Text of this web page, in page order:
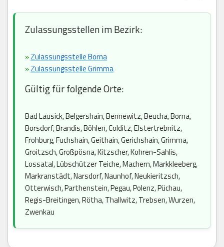
Zulassungsstellen im Bezirk:
»Zulassungsstelle Borna
»Zulassungsstelle Grimma
Gültig für folgende Orte:
Bad Lausick, Belgershain, Bennewitz, Beucha, Borna,
Borsdorf, Brandis, Böhlen, Colditz, Elstertrebnitz,
Frohburg, Fuchshain, Geithain, Gerichshain, Grimma,
Groitzsch, Großpösna, Kitzscher, Kohren-Sahlis,
Lossatal, Lübschützer Teiche, Machern, Markkleeberg,
Markranstädt, Narsdorf, Naunhof, Neukieritzsch,
Otterwisch, Parthenstein, Pegau, Polenz, Püchau,
Regis-Breitingen, Rötha, Thallwitz, Trebsen, Wurzen,
Zwenkau